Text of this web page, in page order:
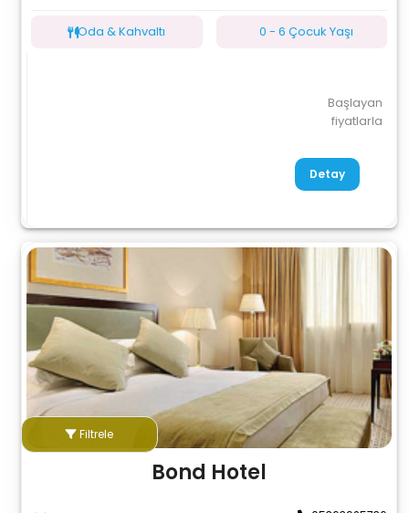
Filtrele
Oda & Kahvaltı 0 - 6 Çocuk Yaşı
Başlayan
fiyatlarla
Detay
Bond Hotel